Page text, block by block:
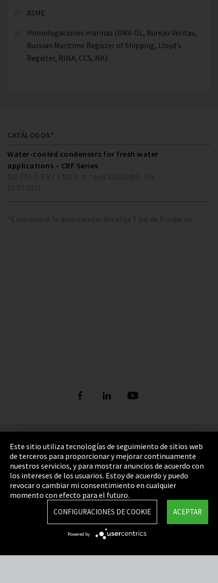
ASME
Homologaciones marinas (DNV-GL, Bureau Veritas,
Russian Maritime Register of Shipping, Lloyd's
Register, RINA, CCS, NK)
CATÁLOGOS*
Water-cooled condensers for fresh water
applications – CRF Series
*Encontrará la documentación elija Tipo de Producto
Pie de imprenta
Política de privacidad
Cookie Settings
Términos y Condiciones
Mapa del sitio
Integrity Line
Este sitio utiliza tecnologías de seguimiento de sitios web
de terceros para proporcionar y mejorar continuamente
nuestros servicios, y para mostrar anuncios de acuerdo con
los intereses de los usuarios. Estoy de acuerdo y puedo
revocar o cambiar mi consentimiento en cualquier
momento con efecto para el futuro.
ACEPTAR
CONFIGURACIONES DE COOKIE
Powered by